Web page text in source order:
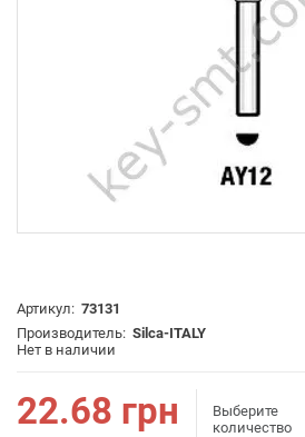
Артикул: 73131
Производитель: Silca-ITALY
Нет в наличии
22.68 грн
Выберите
количество